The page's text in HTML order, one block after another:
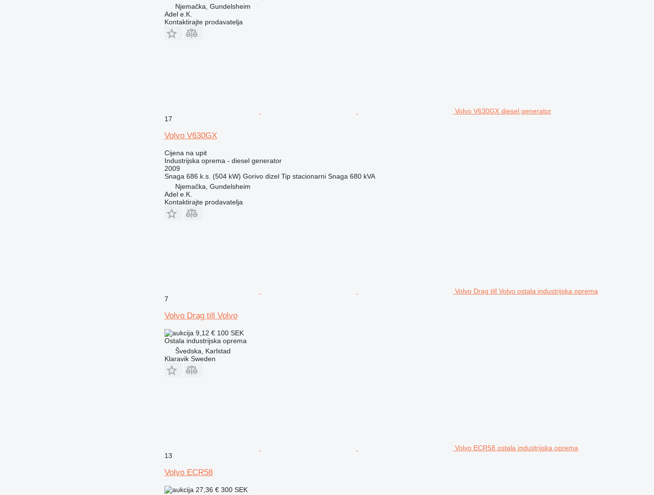
Njemačka, Gundelsheim
Adel e.K.
Kontaktirajte prodavatelja
Volvo V630GX diesel generator
17
Volvo V630GX
Cijena na upit
Industrijska oprema - diesel generator
2009
Snaga 686 k.s. (504 kW) Gorivo dizel Tip stacionarni Snaga 680 kVA
Njemačka, Gundelsheim
Adel e.K.
Kontaktirajte prodavatelja
Volvo Drag till Volvo ostala industrijska oprema
7
Volvo Drag till Volvo
9,12 € 100 SEK
Ostala industrijska oprema
Švedska, Karlstad
Klaravik Sweden
Volvo ECR58 ostala industrijska oprema
13
Volvo ECR58
27,36 € 300 SEK